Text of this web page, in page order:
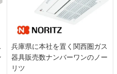
兵庫県に本社を置く関西圏ガス
器具販売数ナンバーワンのノー
リツ